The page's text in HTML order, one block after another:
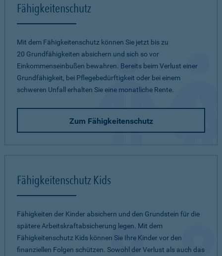
Fähigkeitenschutz
Mit dem Fähigkeitenschutz können Sie jetzt bis zu
20 Grundfähigkeiten absichern und sich so vor
Einkommenseinbußen bewahren. Bereits beim Verlust einer
Grundfähigkeit, bei Pflegebedürftigkeit oder bei einem
schweren Unfall erhalten Sie eine monatliche Rente.
Zum Fähigkeitenschutz
Fähigkeitenschutz Kids
Fähigkeiten der Kinder absichern und den Grundstein für die
spätere Arbeitskraftabsicherung legen. Mit dem
Fähigkeitenschutz Kids können Sie Ihre Kinder vor den
finanziellen Folgen schützen. Sowohl der Verlust als auch das